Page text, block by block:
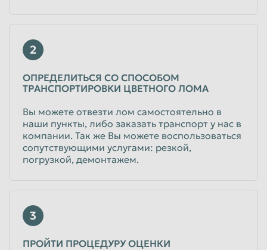
2
ОПРЕДЕЛИТЬСЯ СО СПОСОБОМ
ТРАНСПОРТИРОВКИ ЦВЕТНОГО ЛОМА
Вы можете отвезти лом самостоятельно в
наши пункты, либо заказать транспорт у нас в
компании. Так же Вы можете воспользоваться
сопутствующими услугами: резкой,
погрузкой, демонтажем.
3
ПРОЙТИ ПРОЦЕДУРУ ОЦЕНКИ